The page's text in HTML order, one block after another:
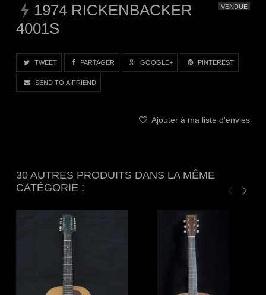
VENDUE
1974 RICKENBACKER
4001S
TWEET PARTAGER GOOGLE+ PINTEREST
SEND TO A FRIEND
Ajouter à ma liste d'envies
30 AUTRES PRODUITS DANS LA MÊME
CATÉGORIE :